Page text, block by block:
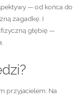
— od końca do
zagadkę. I
głębię —
przyjacielem. Na